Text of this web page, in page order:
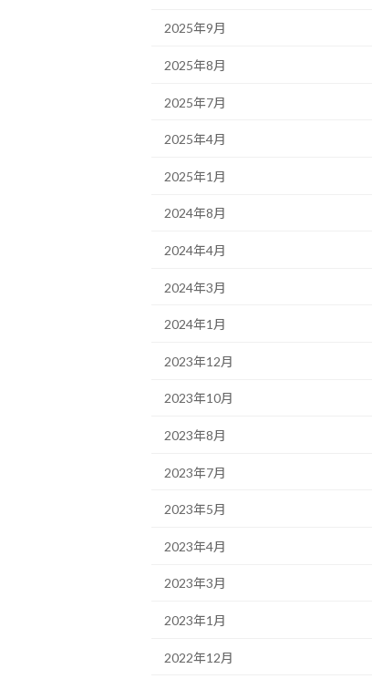
2025年9月
2025年8月
2025年7月
2025年4月
2025年1月
2024年8月
2024年4月
2024年3月
2024年1月
2023年12月
2023年10月
2023年8月
2023年7月
2023年5月
2023年4月
2023年3月
2023年1月
2022年12月